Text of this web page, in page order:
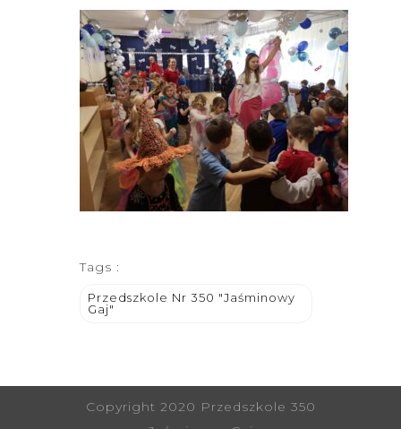
Tags :
Przedszkole Nr 350 "Jaśminowy
Gaj"
Copyright 2020 Przedszkole 350